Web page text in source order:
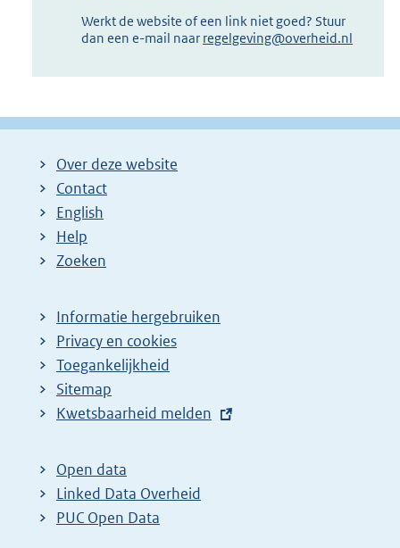
Werkt de website of een link niet goed? Stuur
dan een e-mail naar regelgeving@overheid.nl
Over deze website
Contact
English
Help
Zoeken
Informatie hergebruiken
Privacy en cookies
Toegankelijkheid
Sitemap
E
t
e
r
Kwetsbaarheid melden
Open data
Linked Data Overheid
PUC Open Data